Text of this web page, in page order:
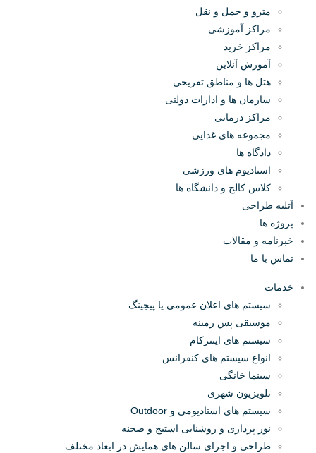
مترو و حمل و نقل
مراکز آموزشی
مراکز خرید
آموزش آنلاین
هتل ها و مناطق تفریحی
سازمان ها و ادارات دولتی
مراکز درمانی
مجموعه های غذایی
دادگاه ها
استادیوم های ورزشی
کلاس کالج و دانشگاه ها
آتلیه طراحی
پروژه ها
خبرنامه و مقالات
تماس با ما
خدمات
سیستم های اعلان عمومی یا پیجینگ
موسیقی پس زمینه
سیستم های اینترکام
انواع سیستم های کنفرانس
سینما خانگی
تلویزیون شهری
سیستم های استادیومی و Outdoor
نور پردازی و روشنایی استیج و صحنه
طراحی و اجرای سالن های همایش در ابعاد مختلف